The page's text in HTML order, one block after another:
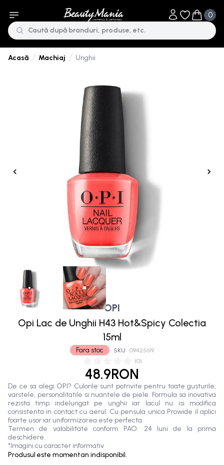
Obiecte în
0
Obiecte
Acasă Machiaj Unghii
(0)
Fara stoc SKU 09425619
OPI
Opi Lac de Unghii H43 Hot&Spicy Colectia
15ml
48.9RON
De ce sa alegi OPI? Culorile sunt potrivite pentru toate gusturile,
varstele, personalitatile si nuantele de piele. Formula sa inovativa
rezista timp indelungat pe unghii iar lacul nu isi modifica
consistenta in contact cu aerul. Cu pensula unica Prowide il aplici
foarte usor iar uniformizarea este perfecta.
Termen de valabilitate conform PAO: 24 luni de la prima
deschidere.
*Imagini cu caracter informativ
Produsul este momentan indisponibil.